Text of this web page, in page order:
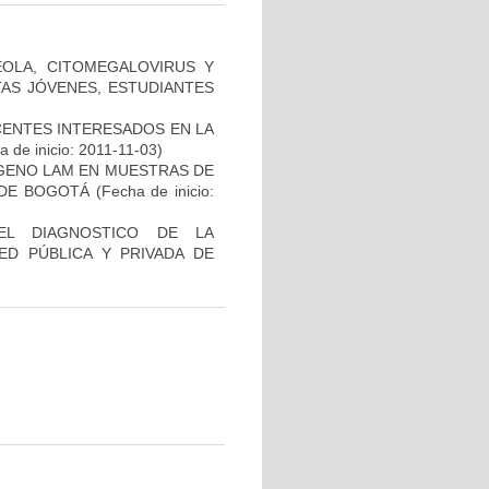
CITOMEGALOVIRUS Y
JÓVENES, ESTUDIANTES
INTERESADOS EN LA
de inicio: 2011-11-03)
LAM EN MUESTRAS DE
BOGOTÁ(Fecha de inicio:
DIAGNOSTICO DE LA
PÚBLICA Y PRIVADA DE